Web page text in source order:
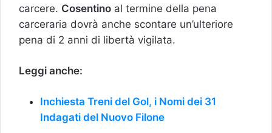
carcere. Cosentino al termine della pena
carceraria dovrà anche scontare un’ulteriore
pena di 2 anni di libertà vigilata.
Leggi anche:
Inchiesta Treni del Gol, i Nomi dei 31
Indagati del Nuovo Filone